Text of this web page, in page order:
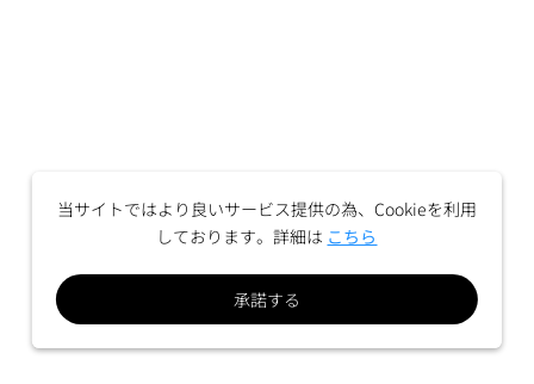
当サイトではより良いサービス提供の為、Cookieを利用
しております。詳細は こちら
承諾する